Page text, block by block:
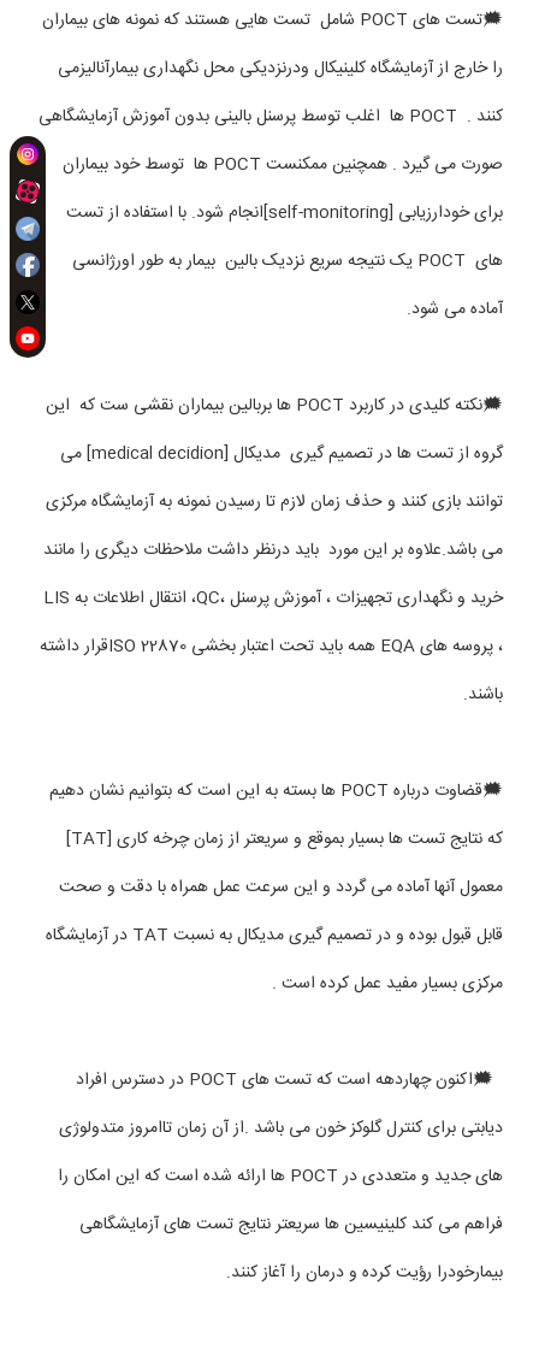
🗯تست های POCT شامل تست هایی هستند که نمونه های بیماران
را خارج از آزمایشگاه کلینیکال ودرنزدیکی محل نگهداری بیمارآنالیزمی
کنند . POCT ها اغلب توسط پرسنل بالینی بدون آموزش آزمایشگاهی
صورت می گیرد . همچنین ممکنست POCT ها توسط خود بیماران
برای خودارزیابی [self-monitoring]انجام شود. با استفاده از تست
های POCT یک نتیجه سریع نزدیک بالین بیمار به طور اورژانسی
آماده می شود.
🗯نکته کلیدی در کاربرد POCT ها بربالین بیماران نقشی ست که این
گروه از تست ها در تصمیم گیری مدیکال [medical decidion] می
توانند بازی کنند و حذف زمان لازم تا رسیدن نمونه به آزمایشگاه مرکزی
می باشد.علاوه بر این مورد باید درنظر داشت ملاحظات دیگری را مانند
خرید و نگهداری تجهیزات ، آموزش پرسنل ،QC، انتقال اطلاعات به LIS
، پروسه های EQA همه باید تحت اعتبار بخشی ISO 22870قرار داشته
باشند.
🗯قضاوت درباره POCT ها بسته به این است که بتوانیم نشان دهیم
که نتایج تست ها بسیار بموقع و سریعتر از زمان چرخه کاری [TAT]
معمول آنها آماده می گردد و این سرعت عمل همراه با دقت و صحت
قابل قبول بوده و در تصمیم گیری مدیکال به نسبت TAT در آزمایشگاه
مرکزی بسیار مفید عمل کرده است .
🗯اکنون چهاردهه است که تست های POCT در دسترس افراد
دیابتی برای کنترل گلوکز خون می باشد .از آن زمان تاامروز متدولوژی
های جدید و متعددی در POCT ها ارائه شده است که این امکان را
فراهم می کند کلینیسین ها سریعتر نتایج تست های آزمایشگاهی
بیمارخودرا رؤیت کرده و درمان را آغاز کنند.